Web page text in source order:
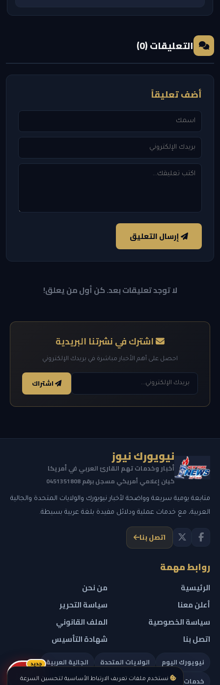
نستخدم ملفات تعريف الارتباط الأساسية لتحسين السرعة
التعليقات (0)
أضف تعليقاً
إرسال التعليق
لا توجد تعليقات بعد. كن أول من يعلق!
اشترك في نشرتنا البريدية
احصل على أهم الأخبار مباشرة في بريدك الإلكتروني
اشتراك
نيويورك نيوز
أخبار وخدمات تهم القارئ العربي في أمريكا
كيان إعلامي أمريكي مسجل برقم 0451351808
متابعة يومية سريعة وواضحة لأخبار نيويورك والولايات المتحدة والجالية
العربية، مع خدمات عملية ودلائل مفيدة بلغة عربية بسيطة.
اتصل بنا
روابط مهمة
الرئيسية
من نحن
أعلن معنا
سياسة التحرير
سياسة الخصوصية
الملف القانوني
اتصل بنا
شهادة التأسيس
نيويورك اليوم الولايات المتحدة
الجالية العربية
خدمات تهمك
ريلز
جديد